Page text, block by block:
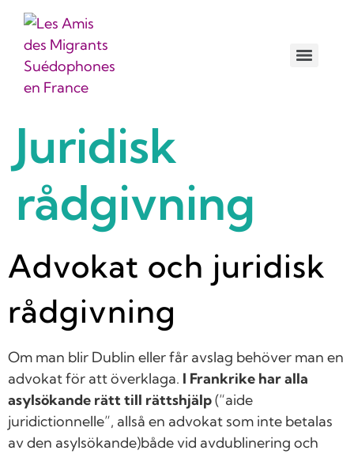
Juridisk
rådgivning
Advokat och juridisk
rådgivning
Om man blir Dublin eller får avslag behöver man en
advokat för att överklaga. I Frankrike har alla
asylsökande rätt till rättshjälp(“aide
juridictionnelle”, allså en advokat som inte betalas
av den asylsökande)både vid avdublinering och